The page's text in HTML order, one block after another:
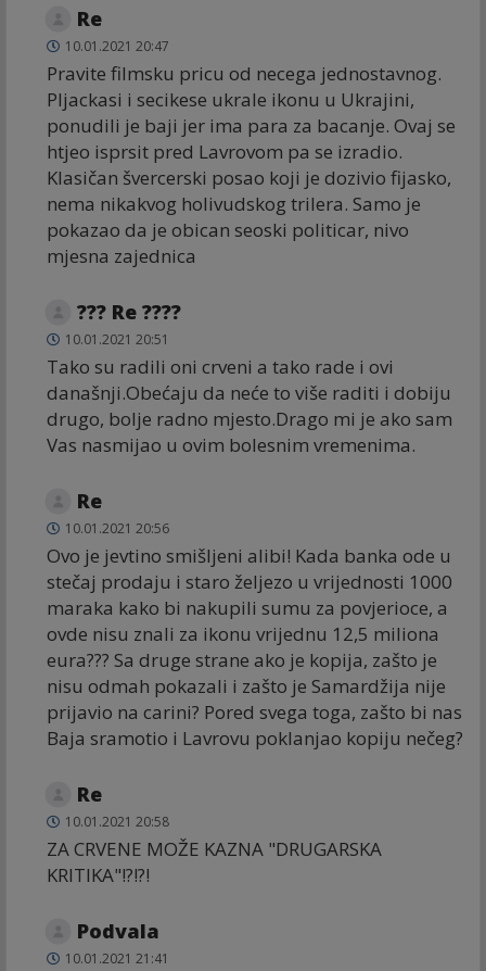
Re
10.01.2021 20:47
Pravite filmsku pricu od necega jednostavnog.
Pljackasi i secikese ukrale ikonu u Ukrajini,
ponudili je baji jer ima para za bacanje. Ovaj se
htjeo isprsit pred Lavrovom pa se izradio.
Klasičan švercerski posao koji je dozivio fijasko,
nema nikakvog holivudskog trilera. Samo je
pokazao da je obican seoski politicar, nivo
mjesna zajednica
??? Re ????
10.01.2021 20:51
Tako su radili oni crveni a tako rade i ovi
današnji.Obećaju da neće to više raditi i dobiju
drugo, bolje radno mjesto.Drago mi je ako sam
Vas nasmijao u ovim bolesnim vremenima.
Re
10.01.2021 20:56
Ovo je jevtino smišljeni alibi! Kada banka ode u
stečaj prodaju i staro željezo u vrijednosti 1000
maraka kako bi nakupili sumu za povjerioce, a
ovde nisu znali za ikonu vrijednu 12,5 miliona
eura??? Sa druge strane ako je kopija, zašto je
nisu odmah pokazali i zašto je Samardžija nije
prijavio na carini? Pored svega toga, zašto bi nas
Baja sramotio i Lavrovu poklanjao kopiju nečeg?
Re
10.01.2021 20:58
ZA CRVENE MOŽE KAZNA "DRUGARSKA
KRITIKA"!?!?!
Podvala
10.01.2021 21:41